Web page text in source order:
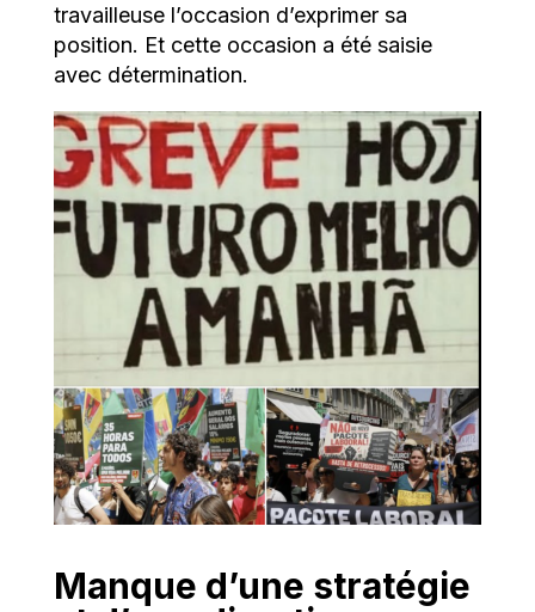
travailleuse l’occasion d’exprimer sa
position. Et cette occasion a été saisie
avec détermination.
Manque d’une stratégie